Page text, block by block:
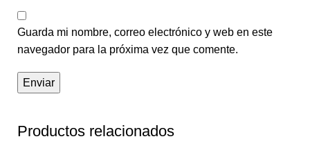
Guarda mi nombre, correo electrónico y web en este
navegador para la próxima vez que comente.
Productos relacionados